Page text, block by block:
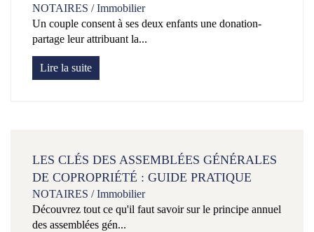
NOTAIRES /Immobilier
Un couple consent à ses deux enfants une donation-
partage leur attribuant la...
Lire la suite
LES CLÉS DES ASSEMBLÉES GÉNÉRALES
DE COPROPRIÉTÉ : GUIDE PRATIQUE
NOTAIRES /Immobilier
Découvrez tout ce qu'il faut savoir sur le principe annuel
des assemblées gén...